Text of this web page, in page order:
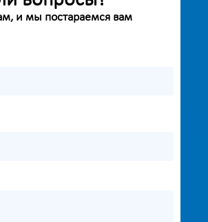
и мы постараемся вам